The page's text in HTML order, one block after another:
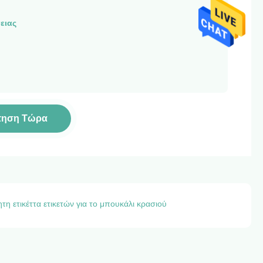
Τώρα
ετικέττα ετικετών για το μπουκάλι κρασιού